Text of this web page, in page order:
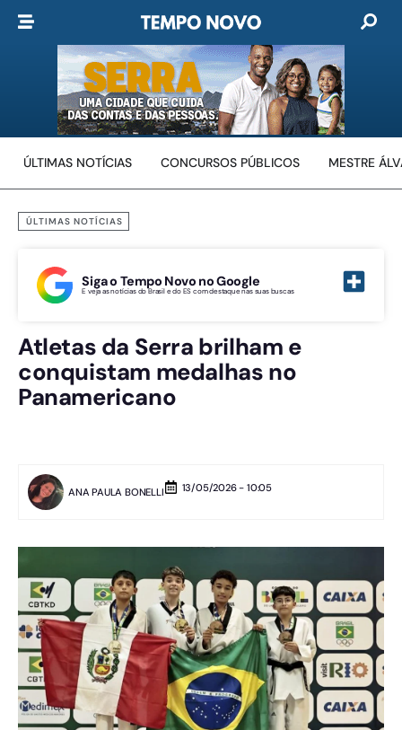
ÚLTIMAS NOTÍCIAS CONCURSOS PÚBLICOS MESTRE
ÚLTIMAS NOTÍCIAS
Siga o Tempo Novo no Google
E veja as notícias do Brasil e do ES com destaque nas suas buscas
Atletas da Serra brilham e
conquistam medalhas no
Panamericano
ANA PAULA BONELLI 13/05/2026 - 10:05